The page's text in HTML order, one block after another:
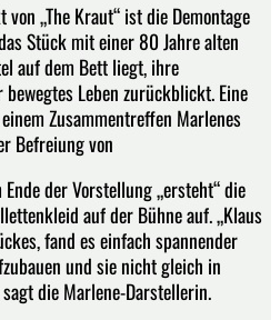
„The Kraut“ ist die Demontage
Stück mit einer 80 Jahre alten
auf dem Bett liegt, ihre
Leben zurückblickt. Eine
Zusammentreffen Marlenes
Befreiung von
der Vorstellung „ersteht“ die
auf der Bühne auf. „Klaus
fand es einfach spannender
und sie nicht gleich in
die Marlene-Darstellerin.